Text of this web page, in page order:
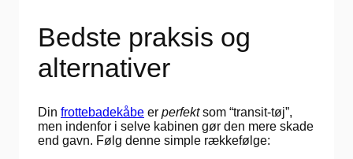
Bedste praksis og
alternativer
Din frottebadekåbe er perfektsom “transit-tøj”,
men indenfor i selve kabinen gør den mere skade
end gavn. Følg denne simple rækkefølge: